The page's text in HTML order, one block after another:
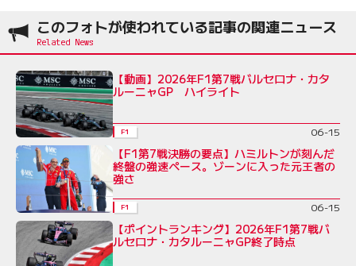
このフォトが使われている記事の関連ニュース
【動画】2026年F1第7戦バルセロナ・カタ
ルーニャGP ハイライト
F1 06-15
【F1第7戦決勝の要点】ハミルトンが刻んだ
終盤の強速ペース。ゾーンに入った元王者の
強さ
F1 06-15
【ポイントランキング】2026年F1第7戦バ
ルセロナ・カタルーニャGP終了時点